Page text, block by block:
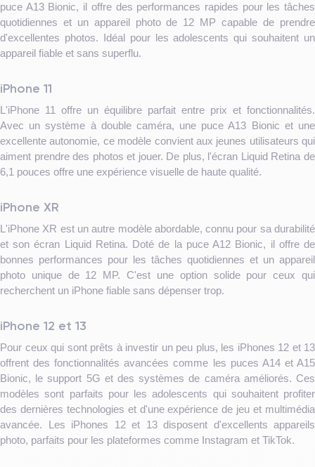
puce A13 Bionic, il offre des performances rapides pour les tâches
quotidiennes et un appareil photo de 12 MP capable de prendre
d'excellentes photos. Idéal pour les adolescents qui souhaitent un
appareil fiable et sans superflu.
iPhone 11
L'iPhone 11 offre un équilibre parfait entre prix et fonctionnalités.
Avec un système à double caméra, une puce A13 Bionic et une
excellente autonomie, ce modèle convient aux jeunes utilisateurs qui
aiment prendre des photos et jouer. De plus, l'écran Liquid Retina de
6,1 pouces offre une expérience visuelle de haute qualité.
iPhone XR
L'iPhone XR est un autre modèle abordable, connu pour sa durabilité
et son écran Liquid Retina. Doté de la puce A12 Bionic, il offre de
bonnes performances pour les tâches quotidiennes et un appareil
photo unique de 12 MP. C'est une option solide pour ceux qui
recherchent un iPhone fiable sans dépenser trop.
iPhone 12 et 13
Pour ceux qui sont prêts à investir un peu plus, les iPhones 12 et 13
offrent des fonctionnalités avancées comme les puces A14 et A15
Bionic, le support 5G et des systèmes de caméra améliorés. Ces
modèles sont parfaits pour les adolescents qui souhaitent profiter
des dernières technologies et d'une expérience de jeu et multimédia
avancée. Les iPhones 12 et 13 disposent d'excellents appareils
photo, parfaits pour les plateformes comme Instagram et TikTok.